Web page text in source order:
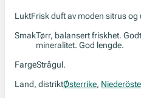
LuktFrisk duft av moden sitrus og
SmakTørr, balansert friskhet.
mineralitet. God lengde.
FargeStrågul.
Land, distriktØsterrike,